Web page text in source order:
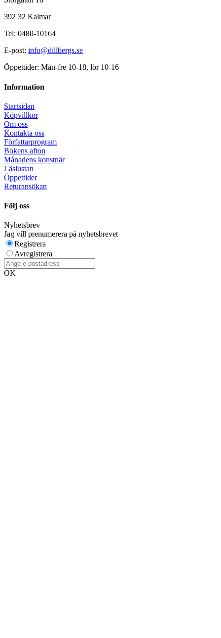
392 32 Kalmar
Tel: 0480-10164
E-post: info@dillbergs.se
Öppettider: Mån-fre 10-18, lör 10-16
Information
Startsidan
Köpvillkor
Om oss
Kontakta oss
Författarprogram
Bokens afton
Månadens konstnär
Läslustan
Öppettider
Returansökan
Följ oss
Nyhetsbrev
Jag vill prenumerera på nyhetsbrevet
Registrera
Avregistrera
OK